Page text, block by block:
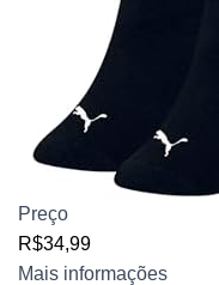
Preço
R$34,99
Mais informações